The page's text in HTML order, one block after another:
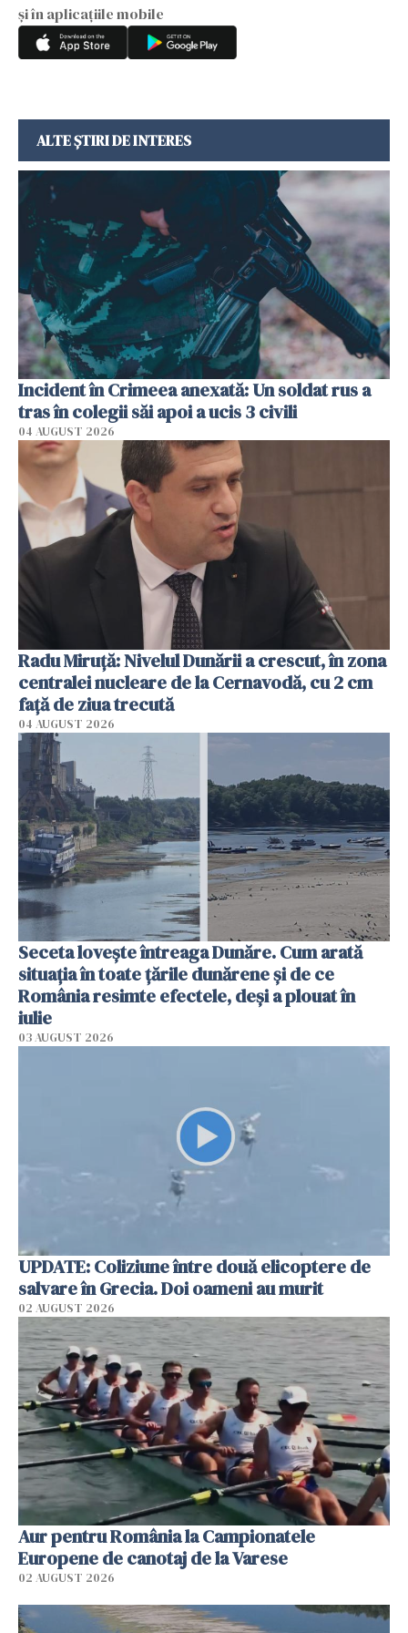
și în aplicațiile mobile
ALTE ȘTIRI DE INTERES
Incident în Crimeea anexată: Un soldat rus a
tras în colegii săi apoi a ucis 3 civili
04 AUGUST 2026
Radu Miruţă: Nivelul Dunării a crescut, în zona
centralei nucleare de la Cernavodă, cu 2 cm
faţă de ziua trecută
04 AUGUST 2026
Seceta lovește întreaga Dunăre. Cum arată
situația în toate țările dunărene și de ce
România resimte efectele, deși a plouat în
iulie
03 AUGUST 2026
UPDATE: Coliziune între două elicoptere de
salvare în Grecia. Doi oameni au murit
02 AUGUST 2026
Aur pentru România la Campionatele
Europene de canotaj de la Varese
02 AUGUST 2026